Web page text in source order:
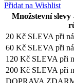
Přidat na Wishlist
Množstevní
20 Kč SLEVA při
60 Kč SLEVA při
120 Kč SLEVA při
200 Kč SLEVA při
DOPRAVA